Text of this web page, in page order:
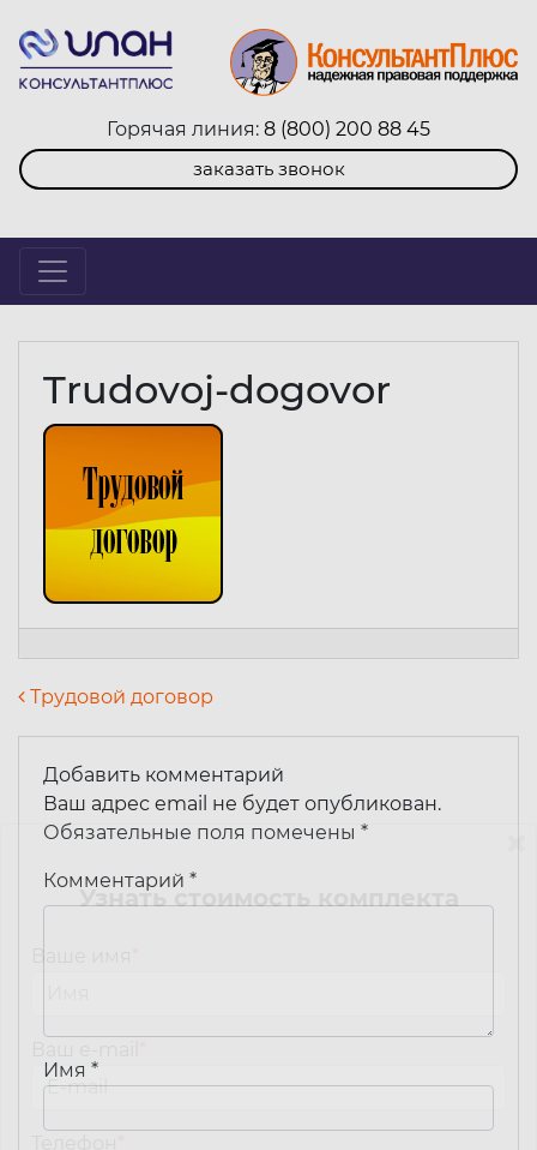
Горячая линия: 8 (800) 200 88 45
заказать звонок
Trudovoj-dogovor
Навигация по записям
Трудовой договор
Добавить комментарий
Ваш адрес email не будет опубликован.
Обязательные поля помечены *
Комментарий *
Имя *
Узнать стоимость комплекта